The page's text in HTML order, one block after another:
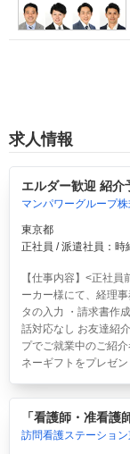
求人情報
エルダー歓迎 紹介
マンパワーグループ
東京都
正社員 / 派遣社員：時
【仕事内容】<正社
ーカー様にて、経理
タの入力 ・請求書作
話対応なし お友達紹
プでご就業中のご紹
ネーギフトをプレゼン
「看護師・准看
訪問看護ステーショ